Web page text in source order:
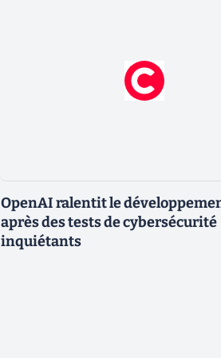
OpenAI ralentit le
après des tests de cybersécurité
inquiétants